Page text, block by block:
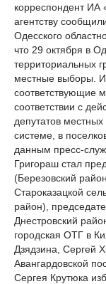
корреспондент ИА
агентству
Одесского
что 29 октября в
территориальных
местные выборы.
соответствующие
соответствии с
депутатов
системе, в
данным пресс-
Григораш стал
(Березовский
Староказацкой
район),
Днестровский
городская ОТГ в
Дзядзина, Сергей
Авангардовской
Сергея Крутюка